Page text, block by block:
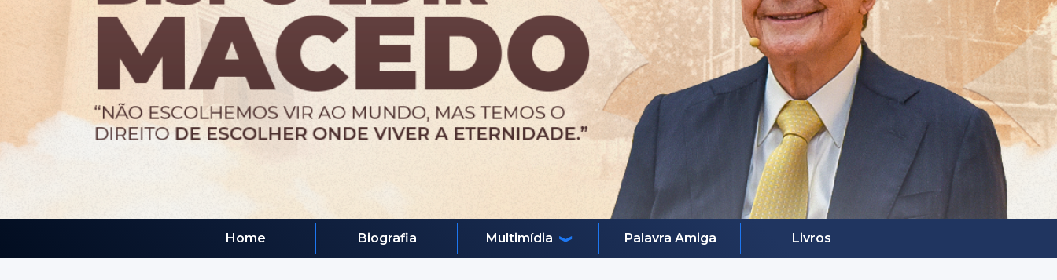
Home Biografia Multimídia Palavra Amiga Livros